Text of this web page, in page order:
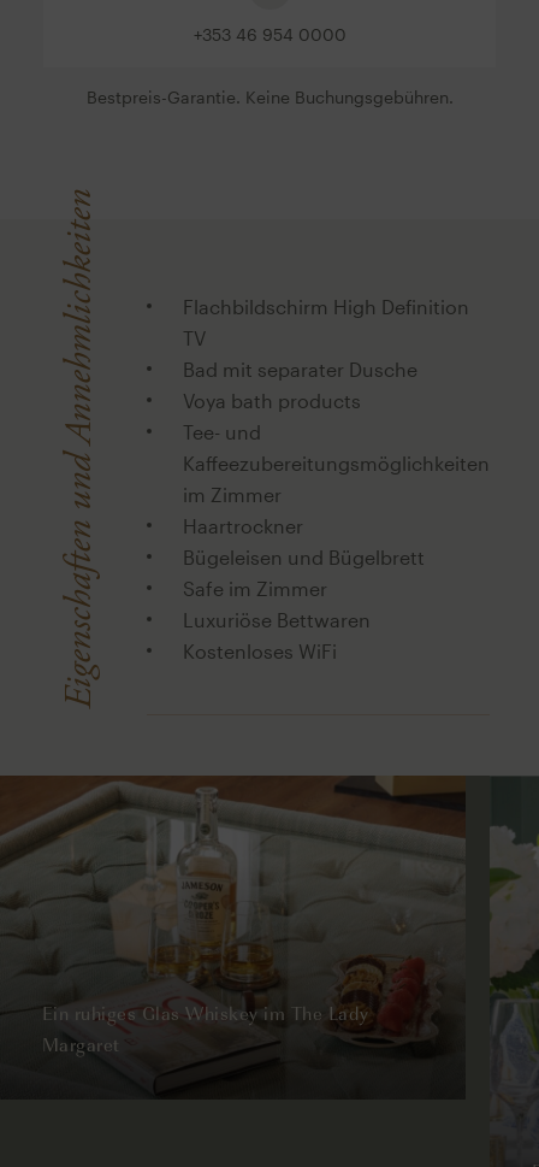
+353 46 954 0000
Bestpreis-Garantie. Keine Buchungsgebühren.
Eigenschaften und Annehmlichkeiten
Flachbildschirm High Definition
TV
Bad mit separater Dusche
Voya bath products
Tee- und
Kaffeezubereitungsmöglichkeiten
im Zimmer
Haartrockner
Bügeleisen und Bügelbrett
Safe im Zimmer
Luxuriöse Bettwaren
Kostenloses WiFi
Ein ruhiges Glas Whiskey im The Lady
Margaret